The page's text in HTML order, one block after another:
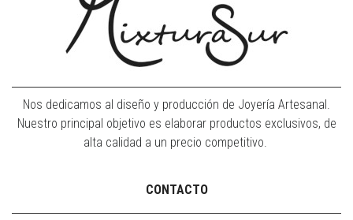
Nos dedicamos al diseño y producción de Joyería Artesanal.
Nuestro principal objetivo es elaborar productos exclusivos, de
alta calidad a un precio competitivo.
CONTACTO